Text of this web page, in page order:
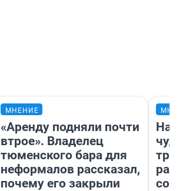
МНЕНИЕ
«Аренду подняли почти
втрое». Владелец
тюменского бара для
неформалов рассказал,
почему его закрыли